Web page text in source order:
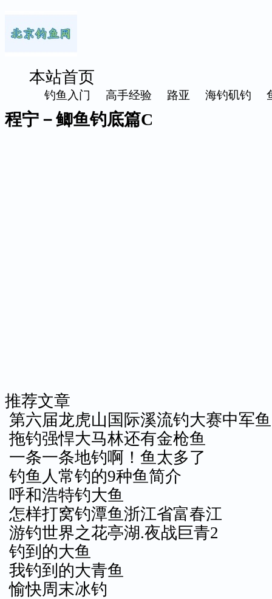
本站首页
钓鱼入门 高手经验 路亚 海钓矶钓
程宁－鲫鱼钓底篇C
推荐文章
第六届龙虎山国际溪流钓大赛中军
拖钓强悍大马林还有金枪鱼
一条一条地钓啊！鱼太多了
钓鱼人常钓的9种鱼简介
呼和浩特钓大鱼
怎样打窝钓潭鱼浙江省富春江
游钓世界之花亭湖.夜战巨青2
钓到的大鱼
我钓到的大青鱼
愉快周末冰钓